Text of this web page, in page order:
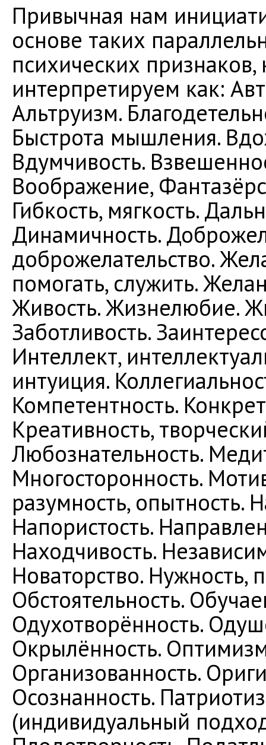
Привычная нам
основе таких
психических
интерпретируем как:
Альтруизм.
Быстрота мышления.
Вдумчивость.
Воображение,
Гибкость, мягкость.
Динамичность.
доброжелательство.
помогать, служить.
Живость. Жизнелюбие.
Заботливость.
Интеллект,
интуиция.
Компетентность.
Креативность,
Любознательность.
Многосторонность.
разумность, опытность.
Напористость.
Находчивость.
Новаторство. Нужность,
Обстоятельность.
Одухотворённость.
Окрылённость.
Организованность.
Осознанность.
(индивидуальный